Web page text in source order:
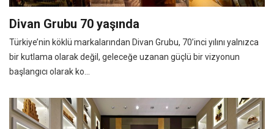
Divan Grubu 70 yaşında
Türkiye’nin köklü markalarından Divan Grubu, 70’inci yılını yalnızca
bir kutlama olarak değil, geleceğe uzanan güçlü bir vizyonun
başlangıcı olarak ko...